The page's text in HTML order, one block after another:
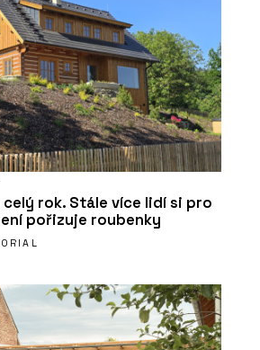
celý rok. Stále více lidí si pro
pořizuje roubenky